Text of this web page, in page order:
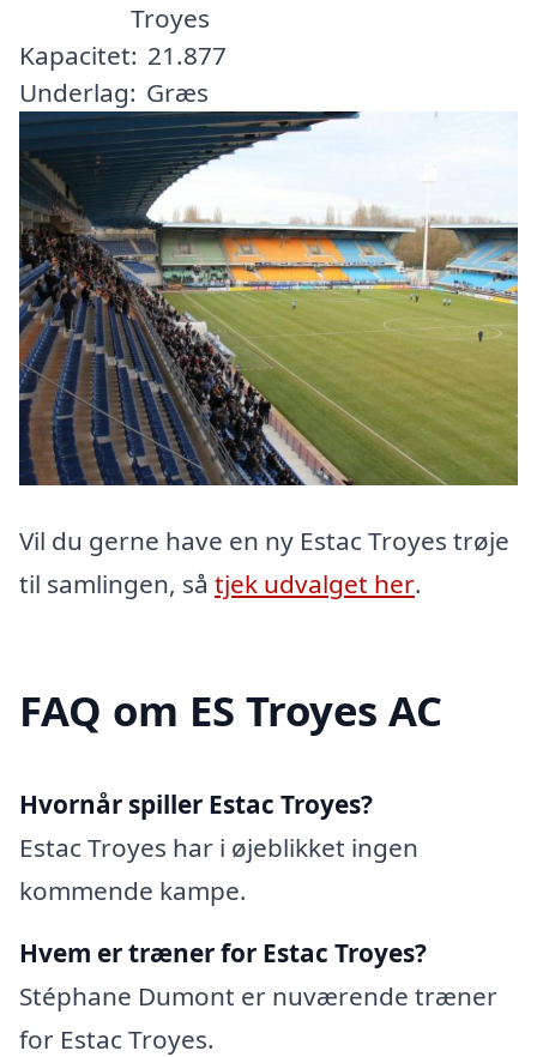
Troyes
Kapacitet: 21.877
Underlag: Græs
Vil du gerne have en ny Estac Troyes trøje
til samlingen, så tjek udvalget her.
FAQ om ES Troyes AC
Hvornår spiller Estac Troyes?
Estac Troyes har i øjeblikket ingen
kommende kampe.
Hvem er træner for Estac Troyes?
Stéphane Dumont er nuværende træner
for Estac Troyes.